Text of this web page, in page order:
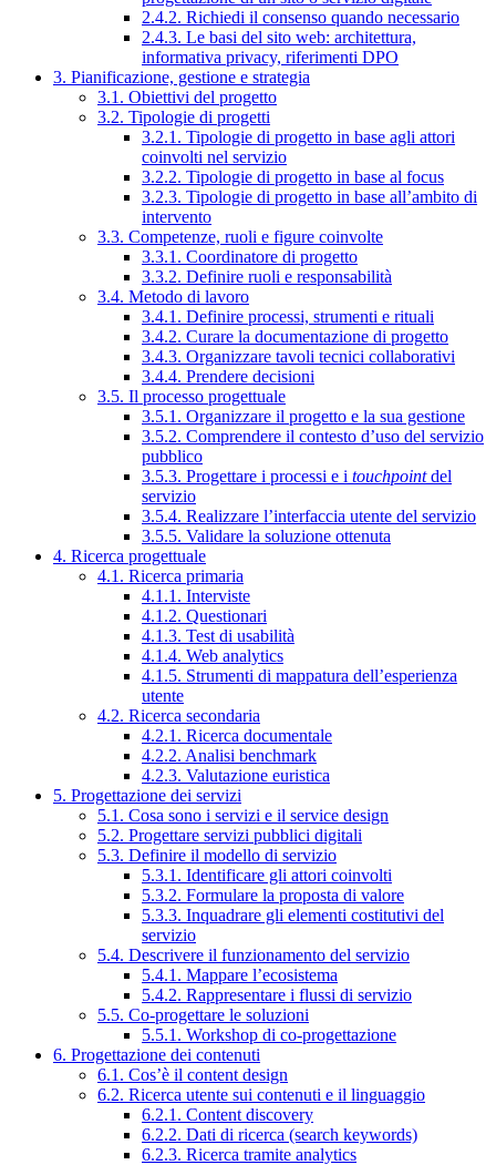
2.4.2. Richiedi il consenso quando necessario
2.4.3. Le basi del sito web: architettura,
informativa privacy, riferimenti DPO
3. Pianificazione, gestione e strategia
3.1. Obiettivi del progetto
3.2. Tipologie di progetti
3.2.1. Tipologie di progetto in base agli attori
coinvolti nel servizio
3.2.2. Tipologie di progetto in base al focus
3.2.3. Tipologie di progetto in base all’ambito di
intervento
3.3. Competenze, ruoli e figure coinvolte
3.3.1. Coordinatore di progetto
3.3.2. Definire ruoli e responsabilità
3.4. Metodo di lavoro
3.4.1. Definire processi, strumenti e rituali
3.4.2. Curare la documentazione di progetto
3.4.3. Organizzare tavoli tecnici collaborativi
3.4.4. Prendere decisioni
3.5. Il processo progettuale
3.5.1. Organizzare il progetto e la sua gestione
3.5.2. Comprendere il contesto d’uso del servizio
pubblico
3.5.3. Progettare i processi e i touchpointdel
servizio
3.5.4. Realizzare l’interfaccia utente del servizio
3.5.5. Validare la soluzione ottenuta
4. Ricerca progettuale
4.1. Ricerca primaria
4.1.1. Interviste
4.1.2. Questionari
4.1.3. Test di usabilità
4.1.4. Web analytics
4.1.5. Strumenti di mappatura dell’esperienza
utente
4.2. Ricerca secondaria
4.2.1. Ricerca documentale
4.2.2. Analisi benchmark
4.2.3. Valutazione euristica
5. Progettazione dei servizi
5.1. Cosa sono i servizi e il service design
5.2. Progettare servizi pubblici digitali
5.3. Definire il modello di servizio
5.3.1. Identificare gli attori coinvolti
5.3.2. Formulare la proposta di valore
5.3.3. Inquadrare gli elementi costitutivi del
servizio
5.4. Descrivere il funzionamento del servizio
5.4.1. Mappare l’ecosistema
5.4.2. Rappresentare i flussi di servizio
5.5. Co-progettare le soluzioni
5.5.1. Workshop di co-progettazione
6. Progettazione dei contenuti
6.1. Cos’è il content design
6.2. Ricerca utente sui contenuti e il linguaggio
6.2.1. Content discovery
6.2.2. Dati di ricerca (search keywords)
6.2.3. Ricerca tramite analytics